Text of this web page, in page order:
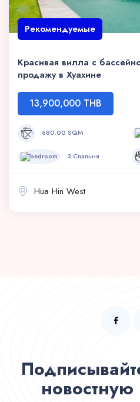
Рекомендуемые
Красивая вилла с
продажу в Хуахине
13,900,000 THB
680.00 SQM
3 Спальня
Hua Hin West